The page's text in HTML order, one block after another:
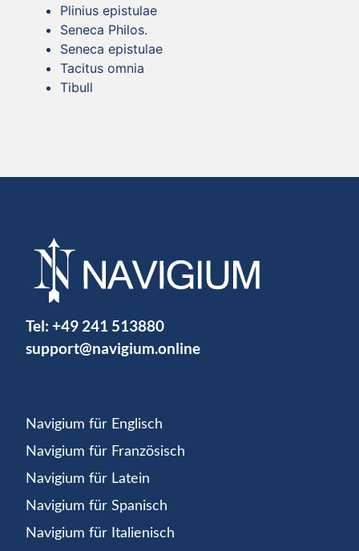
Plinius epistulae
Seneca Philos.
Seneca epistulae
Tacitus omnia
Tibull
Tel: +49 241 513880
support@navigium.online
Navigium für Englisch
Navigium für Französisch
Navigium für Latein
Navigium für Spanisch
Navigium für Italienisch